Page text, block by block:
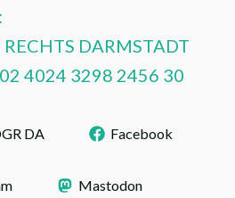
DARMSTADT
4024 3298 2456 30
DA Facebook
Mastodon